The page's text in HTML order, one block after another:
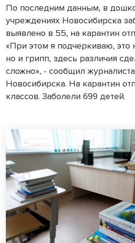
По последним данным, в
учреждениях Новосибирска
выявлено в 55, на карантин
«При этом я подчеркиваю, это
но и грипп, здесь различия
сложно», - сообщил
Новосибирска. На карантин
классов. Заболели 699 детей.